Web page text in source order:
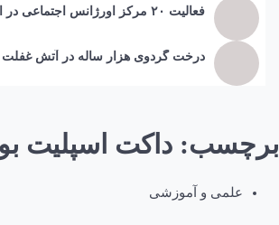
فعالیت ۲۰ مرکز اورژانس اجتماعی در استان کرمان
درخت گردوی هزار ساله در آتش
برچسب: داکت اسپلیت
علمی و آموزشی